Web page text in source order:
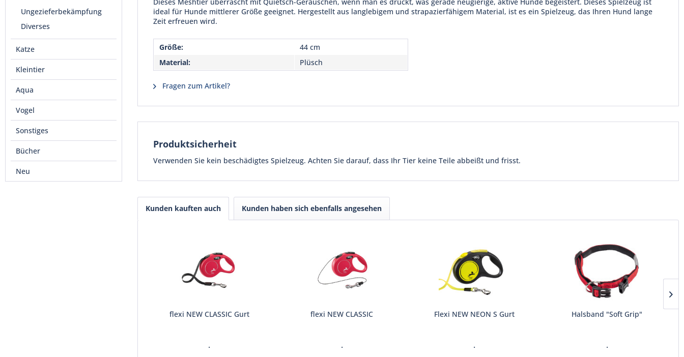
Ungezieferbekämpfung
Diverses
Katze
Kleintier
Aqua
Vogel
Sonstiges
Bücher
Neu
ideal für Hunde mittlerer Größe geeignet. Hergestellt aus langlebigem und strapazierfähigem Material, ist es ein Spielzeug, das Ihren Hund lange
Zeit erfreuen wird.
Größe:
44 cm
Material:
Plüsch
Fragen zum Artikel?
Produktsicherheit
Verwenden Sie kein beschädigtes Spielzeug. Achten Sie darauf, dass Ihr Tier keine Teile abbeißt und frisst.
Kunden kauften auch Kunden haben sich ebenfalls angesehen
flexi NEW CLASSIC Gurt
.
flexi NEW CLASSIC
.
Flexi NEW NEON S Gurt
.
Halsband "Soft Grip"
.